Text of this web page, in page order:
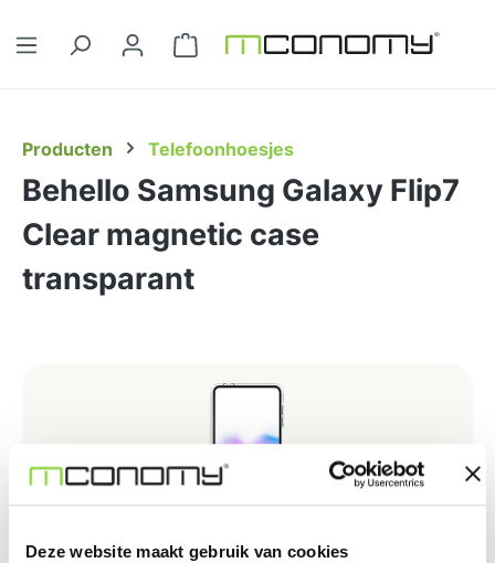
Deze website maakt gebruik van cookies
Winkelwagentje bevat 0 artikelen.
Producten Telefoonhoesjes
Behello Samsung Galaxy Flip7
Clear magnetic case
transparant